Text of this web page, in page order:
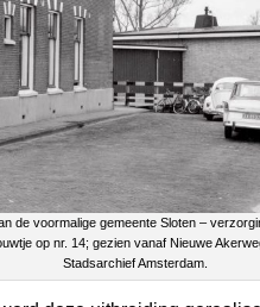
de voormalige gemeente Sloten –
op nr. 14; gezien vanaf Nieuwe
Stadsarchief Amsterdam.